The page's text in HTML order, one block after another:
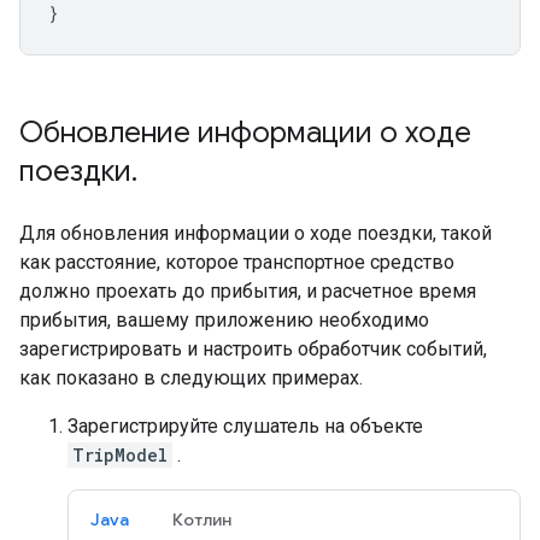
}
Обновление информации о ходе
поездки.
Для обновления информации о ходе поездки, такой
как расстояние, которое транспортное средство
должно проехать до прибытия, и расчетное время
прибытия, вашему приложению необходимо
зарегистрировать и настроить обработчик событий,
как показано в следующих примерах.
Зарегистрируйте слушатель на объекте
TripModel .
Java Котлин